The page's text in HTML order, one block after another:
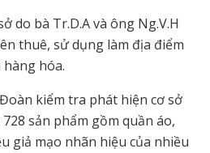
do bà Tr.D.A và ông Ng.V.H
thuê, sử dụng làm địa điểm
hóa.
kiểm tra phát hiện cơ sở
sản phẩm gồm quần áo,
giả mạo nhãn hiệu của nhiều